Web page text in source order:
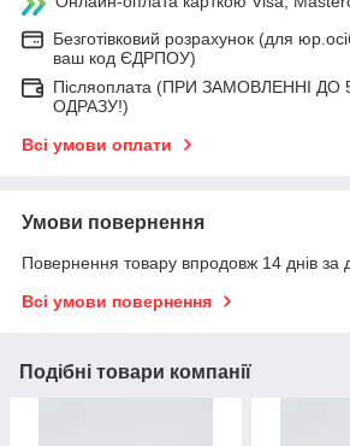
Безготівковий розрахунок (для
ваш код ЄДРПОУ)
Післяоплата (ПРИ ЗАМОВЛЕННІ
ОДРАЗУ!)
Всі умови оплати
Умови повернення
Повернення товару впродовж 14 днів за
Всі умови повернення
Подібні товари компанії